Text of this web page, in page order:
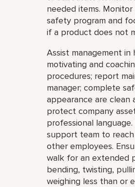
needed items.
safety program and
if a product does not
Assist management in
motivating and
procedures; report
manager; complete
appearance are clean
protect company
professional
support team to
other employees.
walk for an extended
bending, twisting,
weighing less than or